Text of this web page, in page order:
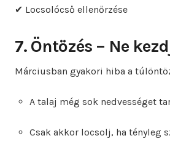
✔ Locsolócső ellenőrzése
7. Öntözés – Ne
Márciusban gyakori hiba a
A talaj még sok nedvességet
Csak akkor locsolj, ha tényleg